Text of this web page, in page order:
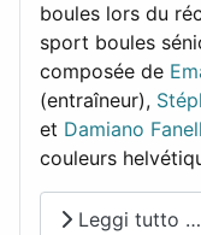
boules lors du
sport boules
composée de
(entraîneur),
et Damiano
couleurs
Leggi tutto …